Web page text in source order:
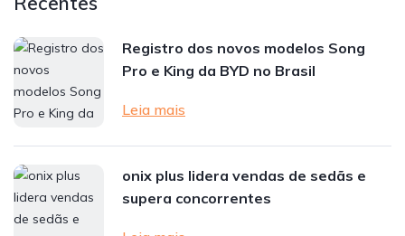
Registro dos novos modelos Song
Pro e King da BYD no Brasil
Leia mais
onix plus lidera vendas de sedãs e
supera concorrentes